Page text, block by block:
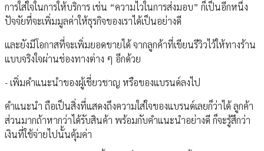
การใส่ใจในการให้บริการ เช่น “ความไวในการส่งมอบ” ก็เป็นอีกหนึ่ง
ปัจจัยที่จะเพิ่มมูลค่าให้ธุรกิจของเราได้เป็นอย่างดี
และยังมีโอกาสที่จะเพิ่มยอดขายได้ จากลูกค้าที่เขียนรีวิวไว้ให้ทางร้าน
แบบจริงใจผ่านช่องทางต่าง ๆ อีกด้วย
- เพิ่มคำแนะนำของผู้เชี่ยวชาญ หรือของแบรนด์ลงไป
คำแนะนำ ถือเป็นสิ่งที่แสดงถึงความใส่ใจของแบรนด์เลยก็ว่าได้ ลูกค้า
ส่วนมากถ้าหากว่าได้รับสินค้า พร้อมกับคำแนะนำอย่างดี ก็จะรู้สึกว่า
เงินที่ใช้จ่ายไปนั้นคุ้มค่า